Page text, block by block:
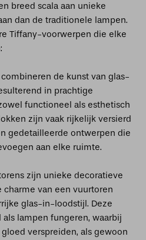
breed scala aan unieke
dan de traditionele lampen.
Tiffany-voorwerpen die elke
de kunst van glas-
in prachtige
functioneel als esthetisch
zijn vaak rijkelijk versierd
gedetailleerde ontwerpen die
aan elke ruimte.
zijn unieke decoratieve
van een vuurtoren
glas-in-loodstijl. Deze
lampen fungeren, waarbij
verspreiden, als gewoon